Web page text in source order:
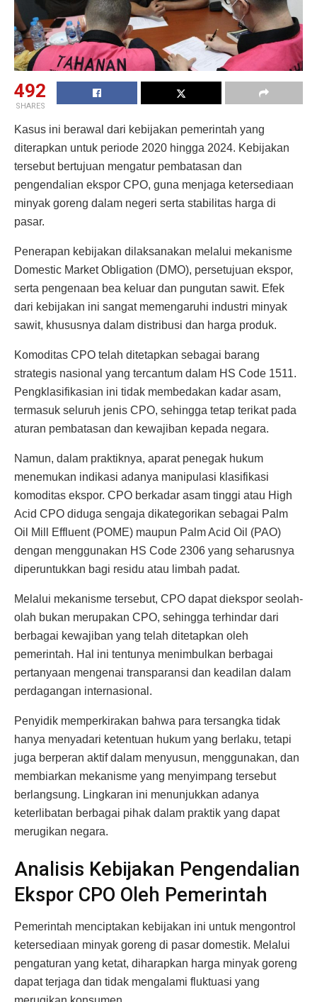
492
SHARES
Kasus ini berawal dari kebijakan pemerintah yang
diterapkan untuk periode 2020 hingga 2024. Kebijakan
tersebut bertujuan mengatur pembatasan dan
pengendalian ekspor CPO, guna menjaga ketersediaan
minyak goreng dalam negeri serta stabilitas harga di
pasar.
Penerapan kebijakan dilaksanakan melalui mekanisme
Domestic Market Obligation (DMO), persetujuan ekspor,
serta pengenaan bea keluar dan pungutan sawit. Efek
dari kebijakan ini sangat memengaruhi industri minyak
sawit, khususnya dalam distribusi dan harga produk.
Komoditas CPO telah ditetapkan sebagai barang
strategis nasional yang tercantum dalam HS Code 1511.
Pengklasifikasian ini tidak membedakan kadar asam,
termasuk seluruh jenis CPO, sehingga tetap terikat pada
aturan pembatasan dan kewajiban kepada negara.
Namun, dalam praktiknya, aparat penegak hukum
menemukan indikasi adanya manipulasi klasifikasi
komoditas ekspor. CPO berkadar asam tinggi atau High
Acid CPO diduga sengaja dikategorikan sebagai Palm
Oil Mill Effluent (POME) maupun Palm Acid Oil (PAO)
dengan menggunakan HS Code 2306 yang seharusnya
diperuntukkan bagi residu atau limbah padat.
Melalui mekanisme tersebut, CPO dapat diekspor seolah-
olah bukan merupakan CPO, sehingga terhindar dari
berbagai kewajiban yang telah ditetapkan oleh
pemerintah. Hal ini tentunya menimbulkan berbagai
pertanyaan mengenai transparansi dan keadilan dalam
perdagangan internasional.
Penyidik memperkirakan bahwa para tersangka tidak
hanya menyadari ketentuan hukum yang berlaku, tetapi
juga berperan aktif dalam menyusun, menggunakan, dan
membiarkan mekanisme yang menyimpang tersebut
berlangsung. Lingkaran ini menunjukkan adanya
keterlibatan berbagai pihak dalam praktik yang dapat
merugikan negara.
Analisis Kebijakan Pengendalian
Ekspor CPO Oleh Pemerintah
Pemerintah menciptakan kebijakan ini untuk mengontrol
ketersediaan minyak goreng di pasar domestik. Melalui
pengaturan yang ketat, diharapkan harga minyak goreng
dapat terjaga dan tidak mengalami fluktuasi yang